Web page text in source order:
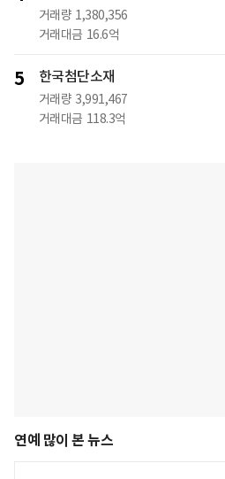
거래량 1,380,356
거래대금 16.6억
5 한국첨단소재
거래량 3,991,467
거래대금 118.3억
연예 많이 본 뉴스